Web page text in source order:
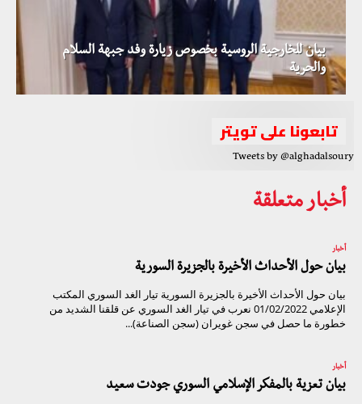
بيان للخارجية الروسية بخصوص زيارة وفد جبهة السلام
والحرية
تابعونا على تويتر
Tweets by @alghadalsoury
أخبار متعلقة
أخبار
بيان حول الأحداث الأخيرة بالجزيرة السورية
بيان حول الأحداث الأخيرة بالجزيرة السورية تيار الغد السوري المكتب
الإعلامي 01/02/2022 نعرب في تيار الغد السوري عن قلقنا الشديد من
خطورة ما حصل في سجن غويران (سجن الصناعة)...
أخبار
بيان تعزية بالمفكر الإسلامي السوري جودت سعيد